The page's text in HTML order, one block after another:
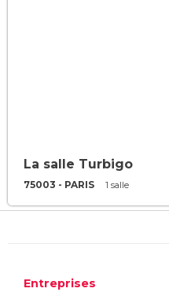
La salle Turbigo
75003 - PARIS 1 salle
Entreprises